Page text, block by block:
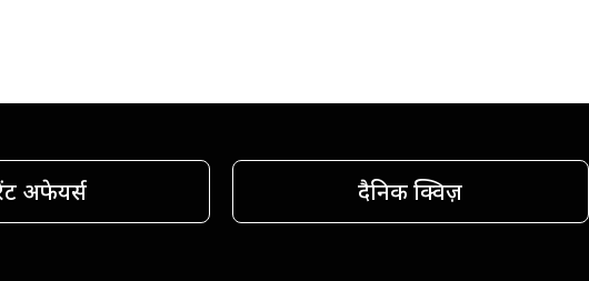
अफेयर्स दैनिक क्विज़